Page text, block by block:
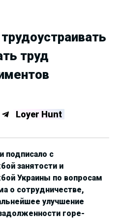
труд
Loyer Hunt
подписало с
занятости и
Украины по вопросам
о сотрудничестве,
улучшение
горе-